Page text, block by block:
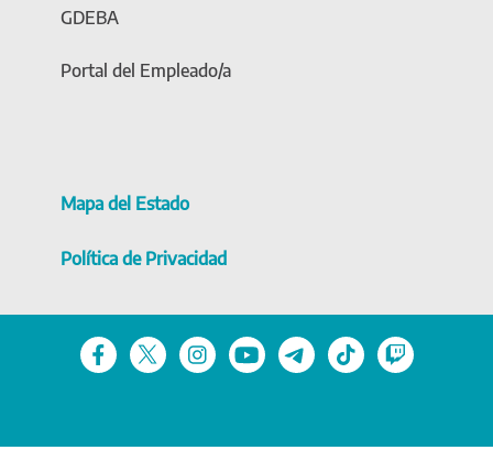
GDEBA
Portal del Empleado/a
Mapa del Estado
Política de Privacidad